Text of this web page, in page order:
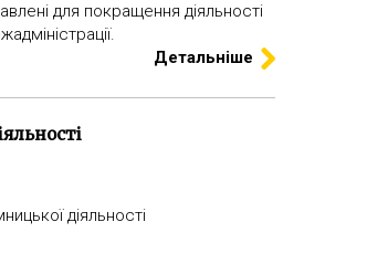
для покращення діяльності
Детальніше
діяльності